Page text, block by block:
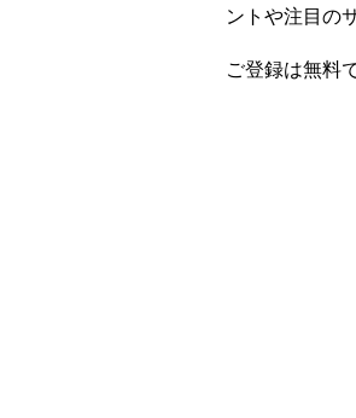
ントや注目の
ご登録は無料